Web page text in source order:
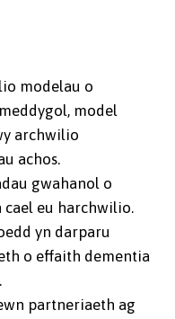
modelau o
model
archwilio
achos.
gwahanol o
eu harchwilio.
yn darparu
o effaith dementia
partneriaeth ag